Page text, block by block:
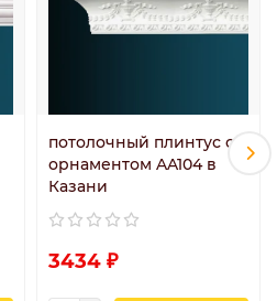
потолочный плинтус с
орнаментом AA104 в
Казани
3434 ₽